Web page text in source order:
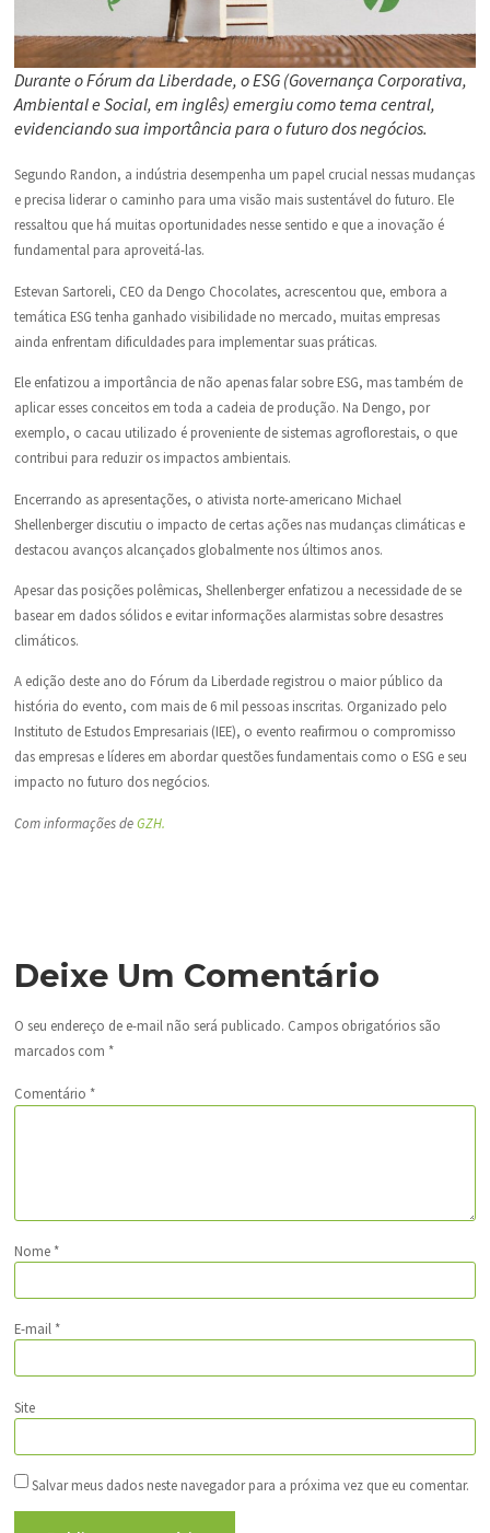
Durante o Fórum da Liberdade, o ESG (Governança Corporativa,
Ambiental e Social, em inglês) emergiu como tema central,
evidenciando sua importância para o futuro dos negócios.
Segundo Randon, a indústria desempenha um papel crucial nessas mudanças
e precisa liderar o caminho para uma visão mais sustentável do futuro. Ele
ressaltou que há muitas oportunidades nesse sentido e que a inovação é
fundamental para aproveitá-las.
Estevan Sartoreli, CEO da Dengo Chocolates, acrescentou que, embora a
temática ESG tenha ganhado visibilidade no mercado, muitas empresas
ainda enfrentam dificuldades para implementar suas práticas.
Ele enfatizou a importância de não apenas falar sobre ESG, mas também de
aplicar esses conceitos em toda a cadeia de produção. Na Dengo, por
exemplo, o cacau utilizado é proveniente de sistemas agroflorestais, o que
contribui para reduzir os impactos ambientais.
Encerrando as apresentações, o ativista norte-americano Michael
Shellenberger discutiu o impacto de certas ações nas mudanças climáticas e
destacou avanços alcançados globalmente nos últimos anos.
Apesar das posições polêmicas, Shellenberger enfatizou a necessidade de se
basear em dados sólidos e evitar informações alarmistas sobre desastres
climáticos.
A edição deste ano do Fórum da Liberdade registrou o maior público da
história do evento, com mais de 6 mil pessoas inscritas. Organizado pelo
Instituto de Estudos Empresariais (IEE), o evento reafirmou o compromisso
das empresas e líderes em abordar questões fundamentais como o ESG e seu
impacto no futuro dos negócios.
Com informações de GZH.
Deixe Um Comentário
O seu endereço de e-mail não será publicado. Campos obrigatórios são
marcados com *
Comentário *
Nome *
E-mail *
Site
Salvar meus dados neste navegador para a próxima vez que eu comentar.